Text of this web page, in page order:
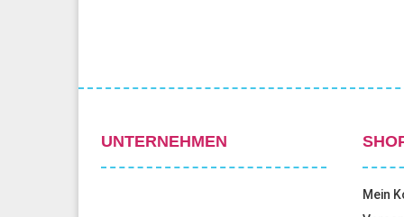
UNTERNEHMEN
Mein